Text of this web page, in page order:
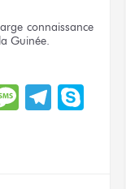
connaissance
Guinée.
Message